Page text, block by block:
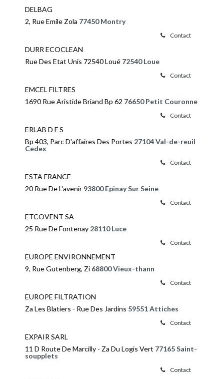
DELBAG
2, Rue Emile Zola 77450 Montry
Contact
DURR ECOCLEAN
Rue Des Etat Unis 72540 Loué 72540 Loue
Contact
EMCEL FILTRES
1690 Rue Aristide Briand Bp 62 76650 Petit Couronne
Contact
ERLAB D F S
Bp 403, Parc D'affaires Des Portes 27104 Val-de-reuil
Cedex
Contact
ESTA FRANCE
20 Rue De L'avenir 93800 Epinay Sur Seine
Contact
ETCOVENT SA
25 Rue De Fontenay 28110 Luce
Contact
EUROPE ENVIRONNEMENT
9, Rue Gutenberg, Zi 68800 Vieux-thann
Contact
EUROPE FILTRATION
Za Les Blatiers - Rue Des Jardins 59551 Attiches
Contact
EXPAIR SARL
11 D Route De Marcilly - Za Du Logis Vert 77165 Saint-
soupplets
Contact